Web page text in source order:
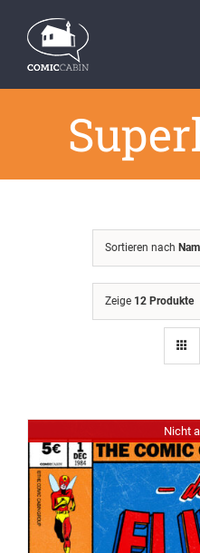
Inhalt
springen
Sortieren nach
Zeige 12 Produkte
Nicht